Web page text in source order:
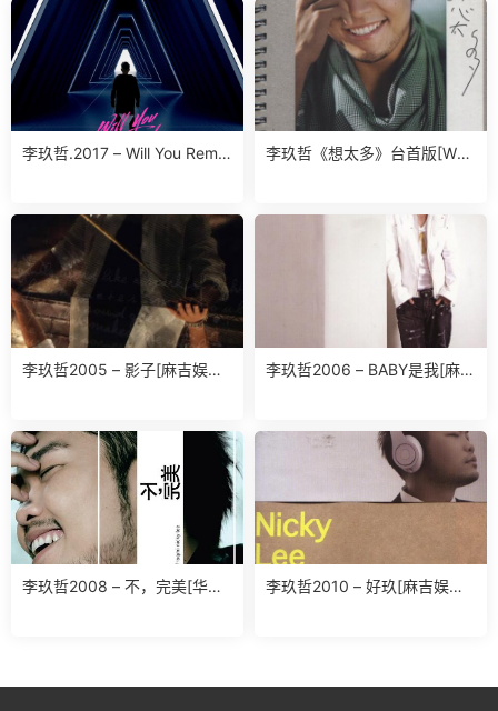
李玖哲.2017 – Will You Reme
李玖哲《想太多》台首版[WA
李玖哲2005 – 影子[麻吉娱乐]
李玖哲2006 – BABY是我[麻吉
李玖哲2008 – 不，完美[华纳]
李玖哲2010 – 好玖[麻吉娱乐]